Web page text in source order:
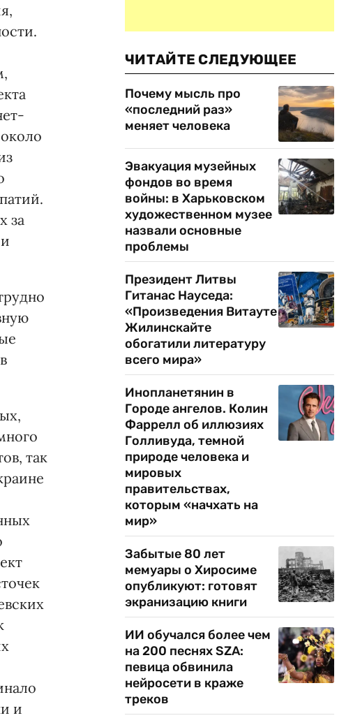
за
так
и
ЧИТАЙТЕ СЛЕДУЮЩЕЕ
Почему мысль про
«последний раз»
меняет человека
Эвакуация музейных
фондов во время
войны: в Харьковском
художественном музее
назвали основные
проблемы
Президент Литвы
Гитанас Науседа:
«Произведения Витауте
Жилинскайте
обогатили литературу
всего мира»
Инопланетянин в
Городе ангелов. Колин
Фаррелл об иллюзиях
Голливуда, темной
природе человека и
мировых
правительствах,
которым «начхать на
мир»
Забытые 80 лет
мемуары о Хиросиме
опубликуют: готовят
экранизацию книги
ИИ обучался более чем
на 200 песнях SZA:
певица обвинила
нейросети в краже
треков